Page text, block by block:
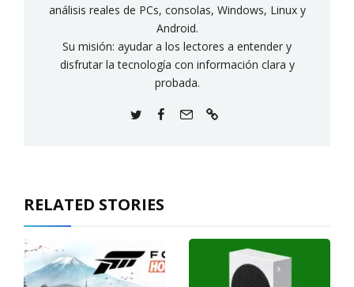
análisis reales de PCs, consolas, Windows, Linux y
Android.
Su misión: ayudar a los lectores a entender y
disfrutar la tecnología con información clara y
probada.
RELATED STORIES